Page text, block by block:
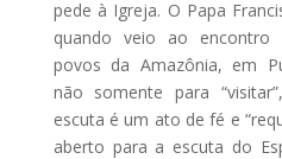
pede à Igreja. O Papa
quando veio ao encontro
povos da Amazônia, em
não somente para
escuta é um ato de fé e
aberto para a escuta do